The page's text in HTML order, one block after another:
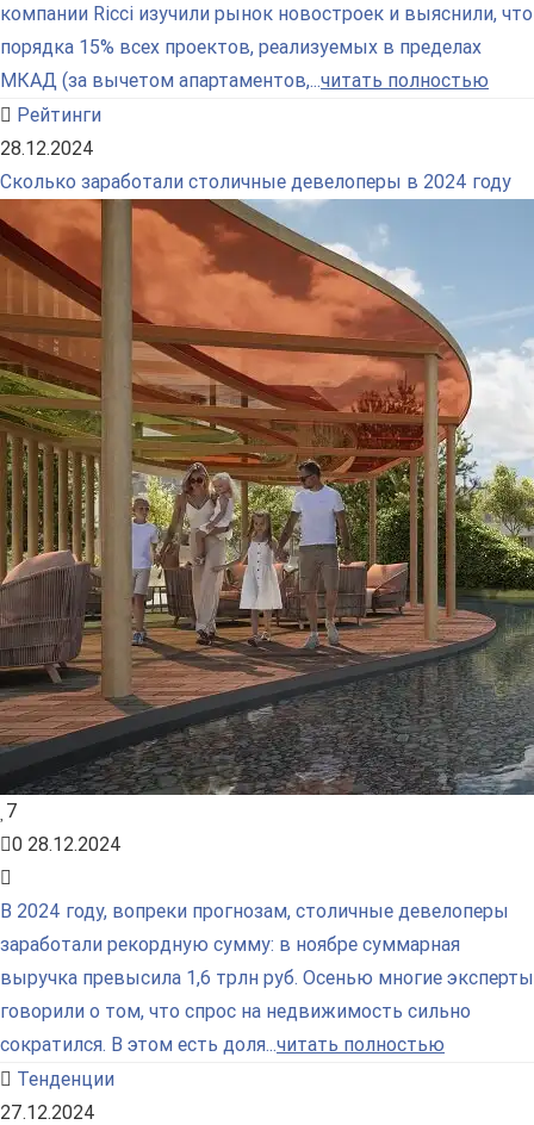
компании Ricci изучили рынок новостроек и выяснили, что
порядка 15% всех проектов, реализуемых в пределах
МКАД (за вычетом апартаментов,...читать полностью
Рейтинги
28.12.2024
Сколько заработали столичные девелоперы в 2024 году
7
0 28.12.2024
В 2024 году, вопреки прогнозам, столичные девелоперы
заработали рекордную сумму: в ноябре суммарная
выручка превысила 1,6 трлн руб. Осенью многие эксперты
говорили о том, что спрос на недвижимость сильно
сократился. В этом есть доля...читать полностью
Тенденции
27.12.2024